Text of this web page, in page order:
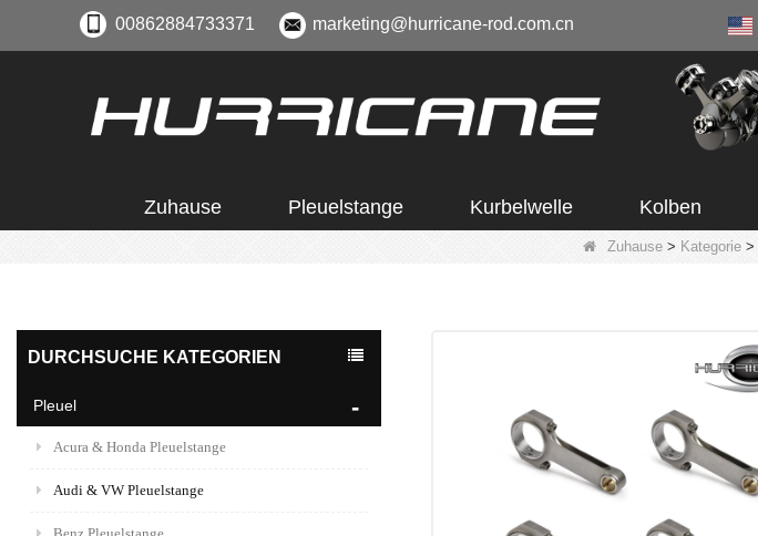
00862884733371 marketing@hurricane-rod.com.cn
Zuhause Pleuelstange Kurbelwelle Kolben
Zuhause > Kategorie >
DURCHSUCHE KATEGORIEN
Pleuel
Acura & Honda Pleuelstange
Audi & VW Pleuelstange